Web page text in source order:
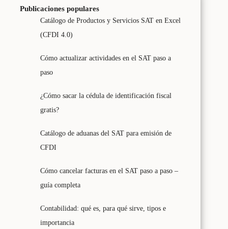
Publicaciones populares
Catálogo de Productos y Servicios SAT en Excel
(CFDI 4.0)
Cómo actualizar actividades en el SAT paso a
paso
¿Cómo sacar la cédula de identificación fiscal
gratis?
Catálogo de aduanas del SAT para emisión de
CFDI
Cómo cancelar facturas en el SAT paso a paso –
guía completa
Contabilidad: qué es, para qué sirve, tipos e
importancia